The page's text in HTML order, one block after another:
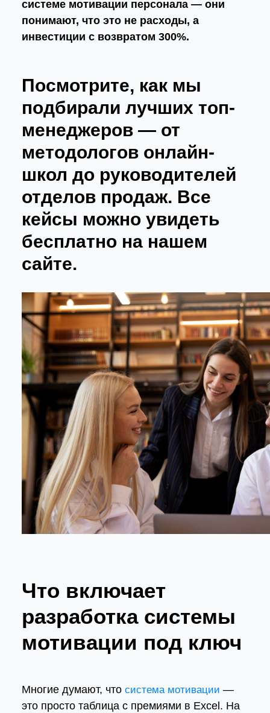
системе мотивации персонала — они
понимают, что это не расходы, а
инвестиции с возвратом 300%.
Посмотрите, как мы
подбирали лучших топ-
менеджеров — от
методологов онлайн-
школ до руководителей
отделов продаж. Все
кейсы можно увидеть
бесплатно на нашем
сайте.
Что включает
разработка системы
мотивации под ключ
Многие думают, что система мотивации —
это просто таблица с премиями в Excel. На